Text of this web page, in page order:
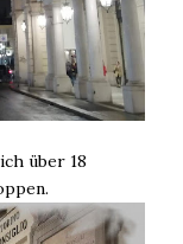
über 18